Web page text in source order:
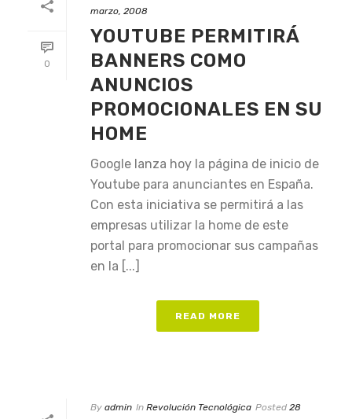
0
marzo, 2008
YOUTUBE PERMITIRÁ
BANNERS COMO
ANUNCIOS
PROMOCIONALES EN SU
HOME
Google lanza hoy la página de inicio de
Youtube para anunciantes en España.
Con esta iniciativa se permitirá a las
empresas utilizar la home de este
portal para promocionar sus campañas
en la [...]
READ MORE
By admin In Revolución Tecnológica Posted 28